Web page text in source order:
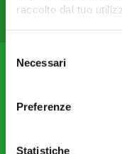
raccolto dal tuo
delNecessari
Preferenze
Statistiche
Commercio – Attività
ANCI Lombardia